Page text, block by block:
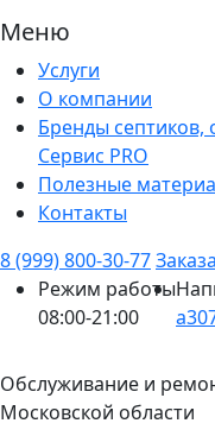
Меню
Услуги
О компании
Бренды
Сервис PRO
Полезные
Контакты
8 (999) 800-30-77
Режим работы
08:00-21:00
Обслуживание и
Московской области